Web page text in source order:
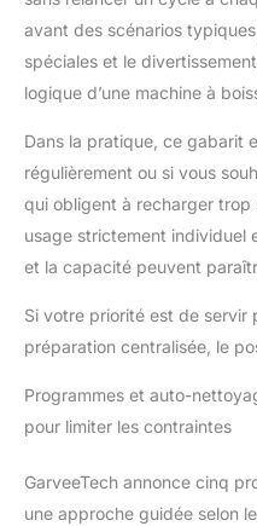
avant des scénarios
spéciales et le
logique d’une machine à
Dans la pratique, ce gabarit
régulièrement ou si vous
qui obligent à recharger trop
usage strictement individuel
et la capacité peuvent
Si votre priorité est de servir
préparation centralisée, le
Programmes et auto-
pour limiter les contraintes
GarveeTech annonce cinq
une approche guidée selon